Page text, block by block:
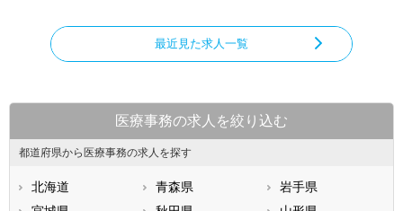
最近見た求人一覧
医療事務の求人を絞り込む
都道府県から医療事務の求人を探す
北海道 青森県
岩手県